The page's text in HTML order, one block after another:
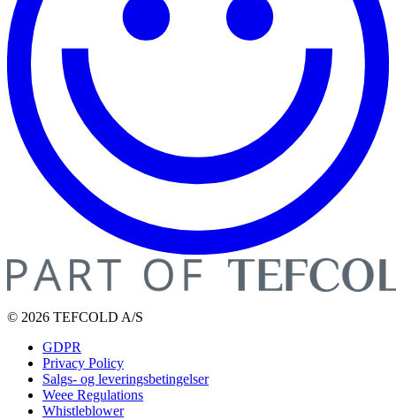
© 2026 TEFCOLD A/S
GDPR
Privacy Policy
Salgs- og leveringsbetingelser
Weee Regulations
Whistleblower